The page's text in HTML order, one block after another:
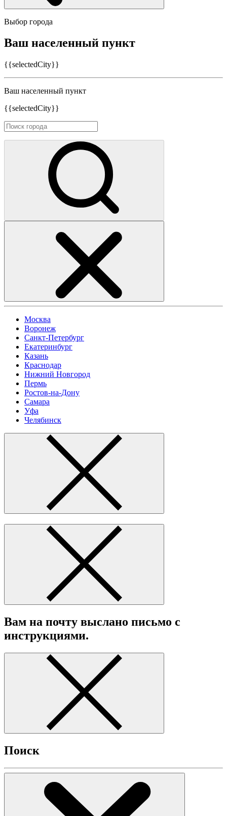
Выбор города
Ваш населенный пункт
{{selectedCity}}
Ваш населенный пункт
{{selectedCity}}
Москва
Воронеж
Санкт-Петербург
Екатеринбург
Казань
Краснодар
Нижний Новгород
Пермь
Ростов-на-Дону
Самара
Уфа
Челябинск
Вам на почту выслано письмо с
инструкциями.
Поиск